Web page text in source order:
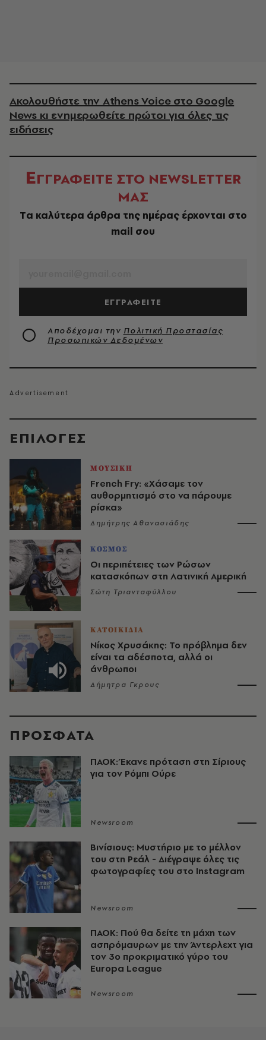
EΠΙΛΟΓΈΣ
ΜΟΥΣΙΚΗ
French Fry: «Χάσαμε τον
αυθορμητισμό στο να πάρουμε
ρίσκα»
Δημήτρης Αθανασιάδης
ΚΟΣΜΟΣ
Οι περιπέτειες των Ρώσων
κατασκόπων στη Λατινική Αμερική
Σώτη Τριανταφύλλου
ΚΑΤΟΙΚΙΔΙΑ
Νίκος Χρυσάκης: Το πρόβλημα δεν
είναι τα αδέσποτα, αλλά οι
άνθρωποι
Δήμητρα Γκρους
Ακολουθήστε την Athens Voice στο Google
News κι ενημερωθείτε πρώτοι για όλες τις
ειδήσεις
ΕΓΓΡΑΦΕΙΤΕ ΣΤΟ NEWSLETTER
ΜΑΣ
Tα καλύτερα άρθρα της ημέρας έρχονται στο
mail σου
ΕΓΓΡΑΦΕΙΤΕ
Αποδέχομαι την Πολιτική Προστασίας
Προσωπικών Δεδομένων
ΠΡΟΣΦΑΤΑ
ΠΑΟΚ: Έκανε πρόταση στη Σίριους
για τον Ρόμπι Ούρε
Newsroom
Βινίσιους: Μυστήριο με το μέλλον
του στη Ρεάλ - Διέγραψε όλες τις
φωτογραφίες του στο Instagram
Newsroom
ΠΑΟΚ: Πού θα δείτε τη μάχη των
ασπρόμαυρων με την Άντερλεχτ για
τον 3ο προκριματικό γύρο του
Europa League
Newsroom